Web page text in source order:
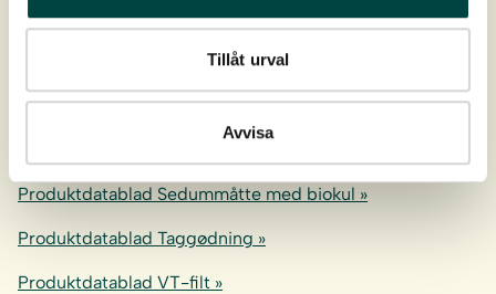
Tillåt urval
Avvisa
Produktdatablad ND620-620hd »
Produktdatablad Pellepladen »
Produktdatablad Rodspaerrefolie »
Produktdatablad Sedummåtte med biokul »
Produktdatablad Taggødning »
Produktdatablad VT-filt »